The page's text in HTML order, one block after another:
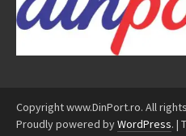
Copyright www.DinPort.ro. All
Proudly powered byWordPress. |